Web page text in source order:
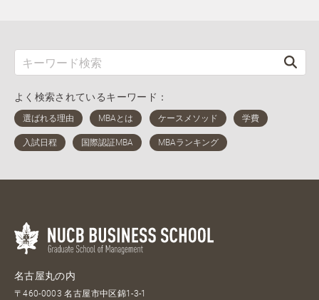
よく検索されているキーワード：
名古屋丸の内
〒460-0003 名古屋市中区錦1-3-1